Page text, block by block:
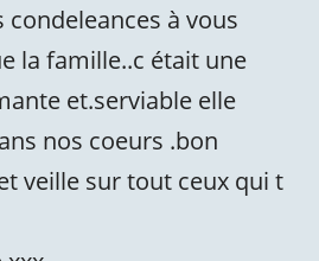
condeleances à vous
la famille..c était une
et.serviable elle
nos coeurs .bon
veille sur tout ceux qui t